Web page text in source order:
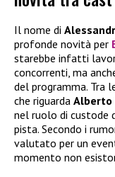
Il nome di
profonde novità per
starebbe infatti
concorrenti, ma
del programma. Tra
che riguarda Alberto
nel ruolo di custode
pista. Secondo i
valutato per un
momento non